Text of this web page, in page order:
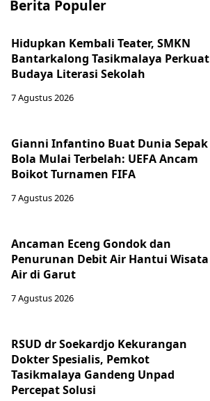
Berita Populer
Hidupkan Kembali Teater, SMKN
Bantarkalong Tasikmalaya Perkuat
Budaya Literasi Sekolah
7 Agustus 2026
Gianni Infantino Buat Dunia Sepak
Bola Mulai Terbelah: UEFA Ancam
Boikot Turnamen FIFA
7 Agustus 2026
Ancaman Eceng Gondok dan
Penurunan Debit Air Hantui Wisata
Air di Garut
7 Agustus 2026
RSUD dr Soekardjo Kekurangan
Dokter Spesialis, Pemkot
Tasikmalaya Gandeng Unpad
Percepat Solusi